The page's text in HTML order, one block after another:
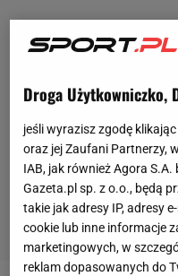
Droga Użytkowniczko,
jeśli wyrazisz zgodę
oraz jej Zaufani Partnerzy,
IAB, jak również Agora
Gazeta.pl sp. z o.o., będą
takie jak adresy IP, adresy
cookie lub inne informacje
marketingowych, w
reklam dopasowanych do